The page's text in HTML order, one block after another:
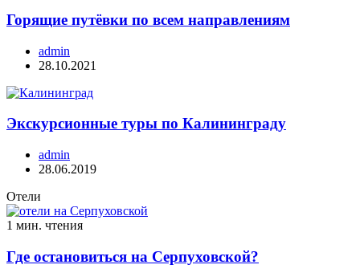
Горящие путёвки по всем направлениям
admin
28.10.2021
Экскурсионные туры по Калининграду
admin
28.06.2019
Отели
1 мин. чтения
Где остановиться на Серпуховской?